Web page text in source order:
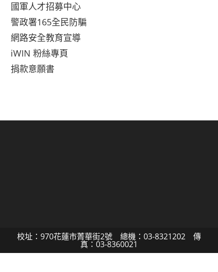
國軍人才招募中心
警政署165全民防騙
網路安全教育宣導
iWIN 粉絲專頁
捐款意願書
校址：970花蓮市菁華街2號 總機：03-8321202 傳
真：03-8360021